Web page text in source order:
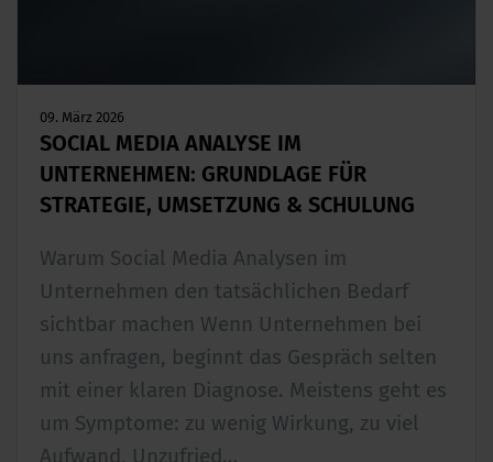
09. März 2026
SOCIAL MEDIA ANALYSE IM
UNTERNEHMEN: GRUNDLAGE FÜR
STRATEGIE, UMSETZUNG & SCHULUNG
Warum Social Media Analysen im
Unternehmen den tatsächlichen Bedarf
sichtbar machen Wenn Unternehmen bei
uns anfragen, beginnt das Gespräch selten
mit einer klaren Diagnose. Meistens geht es
um Symptome: zu wenig Wirkung, zu viel
Aufwand, Unzufried…